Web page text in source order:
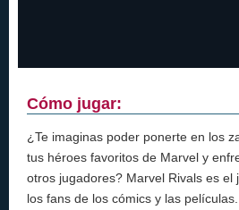
Cómo jugar:
¿Te imaginas poder ponerte en los
tus héroes favoritos de Marvel y
otros jugadores? Marvel Rivals es el
los fans de los cómics y las